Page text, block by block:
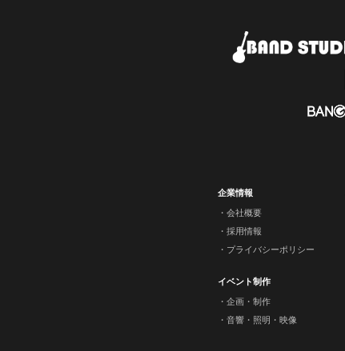
企業情報
会社概要
採用情報
プライバシーポリシー
イベント制作
企画・制作
音響・照明・映像